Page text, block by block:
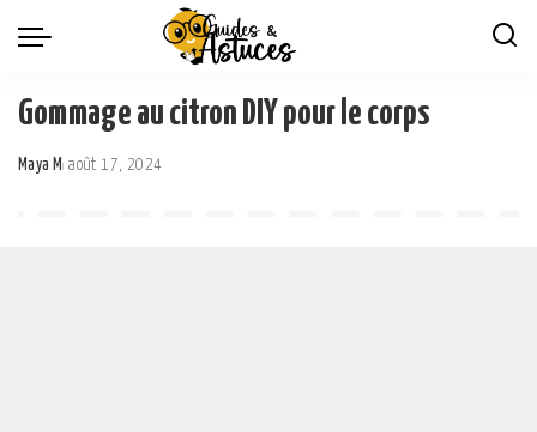
Gommage au citron DIY pour le corps
Posted
Maya M août 17, 2024